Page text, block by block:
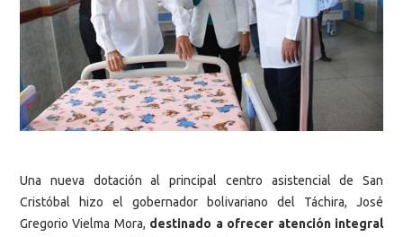
Una nueva dotación al principal centro asistencial de San
Cristóbal hizo el gobernador bolivariano del Táchira, José
Gregorio Vielma Mora, destinado a ofrecer atención integral